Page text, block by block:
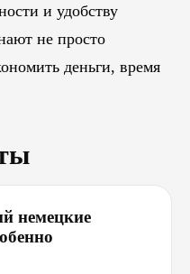
и удобству
не просто
деньги, время
немецкие